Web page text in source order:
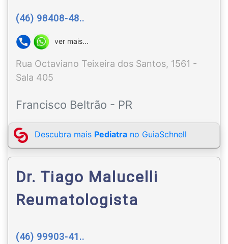
(46) 98408-48..
ver mais...
Rua Octaviano Teixeira dos Santos, 1561 -
Sala 405
Francisco Beltrão - PR
Descubra mais Pediatra no GuiaSchnell
Dr. Tiago Malucelli
Reumatologista
(46) 99903-41..